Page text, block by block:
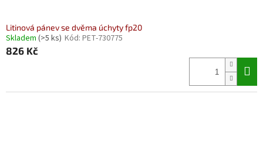
Litinová pánev se dvěma úchyty fp20
Skladem (>5 ks) Kód: PET-730775
826 Kč